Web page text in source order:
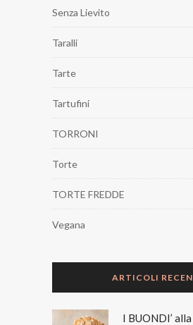
Senza Lievito
Taralli
Tarte
Tartufini
TORRONI
Torte
TORTE FREDDE
Vegana
ARTICOLI
I BUONDI’